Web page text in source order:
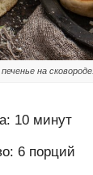
на сковороде.
10 минут
6 порций